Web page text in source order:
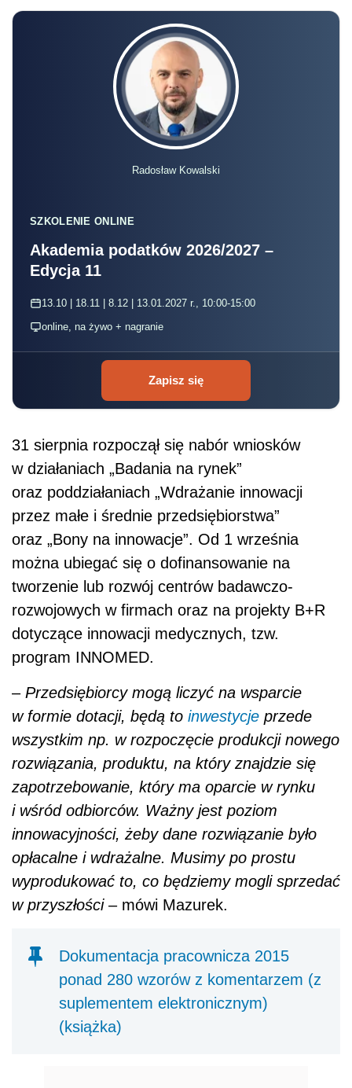
Radosław Kowalski
SZKOLENIE ONLINE
Akademia podatków 2026/2027 –
Edycja 11
13.10 | 18.11 | 8.12 | 13.01.2027 r., 10:00-15:00
online, na żywo + nagranie
Zapisz się
31 sierpnia rozpoczął się nabór wniosków
w działaniach „Badania na rynek”
oraz poddziałaniach „Wdrażanie innowacji
przez małe i średnie przedsiębiorstwa”
oraz „Bony na innowacje”. Od 1 września
można ubiegać się o dofinansowanie na
tworzenie lub rozwój centrów badawczo-
rozwojowych w firmach oraz na projekty B+R
dotyczące innowacji medycznych, tzw.
program INNOMED.
– Przedsiębiorcy mogą liczyć na wsparcie
w formie dotacji, będą to inwestycje przede
wszystkim np. w rozpoczęcie produkcji nowego
rozwiązania, produktu, na który znajdzie się
zapotrzebowanie, który ma oparcie w rynku
i wśród odbiorców. Ważny jest poziom
innowacyjności, żeby dane rozwiązanie było
opłacalne i wdrażalne. Musimy po prostu
wyprodukować to, co będziemy mogli sprzedać
w przyszłości– mówi Mazurek.
Dokumentacja pracownicza 2015
ponad 280 wzorów z komentarzem (z
suplementem elektronicznym)
(książka)